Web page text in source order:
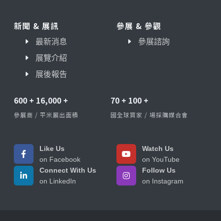
新聞 & 展訊
最新消息
展覽介紹
展後報告
參展 & 參觀
參展諮詢
600 + 16,000 +
參展商 / 平米展出面積
70 + 100 +
國全球買家 / 場採購媒合會
Like Us
on Facebook
Watch Us
on YouTube
Connect With Us
on LinkedIn
Follow Us
on Instagram